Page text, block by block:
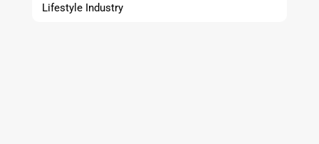
Lifestyle Industry